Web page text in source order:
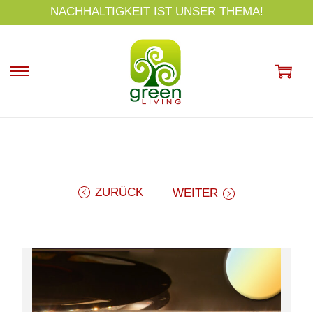
p
NACHHALTIGKEIT IST UNSER THEMA!
ZURÜCK WEITER